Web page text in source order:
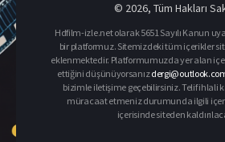
© 2026, Tüm Hakları
Hdfilm-izle.net olarak 5651 Sayılı Kanun
bir platformuz. Sitemizdeki tüm içerikler
eklenmektedir. Platformumuzda yer alan
ettiğini düşünüyorsanız
bizimle iletişime geçebilirsiniz. Telif ihlali
müracaat etmeniz durumunda ilgili
içerisinde siteden